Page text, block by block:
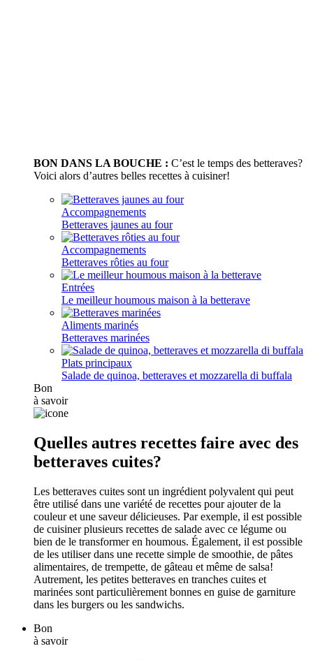
BON DANS LA BOUCHE : C’est le temps des betteraves?
Voici alors d’autres belles recettes à cuisiner!
Accompagnements
Betteraves jaunes au four
Accompagnements
Betteraves rôties au four
Entrées
Le meilleur houmous maison à la betterave
Aliments marinés
Betteraves marinées
Plats principaux
Salade de quinoa, betteraves et mozzarella di buffala
Bon
à savoir
Quelles autres recettes faire avec des
betteraves cuites?
Les betteraves cuites sont un ingrédient polyvalent qui peut
être utilisé dans une variété de recettes pour ajouter de la
couleur et une saveur délicieuses. Par exemple, il est possible
de cuisiner plusieurs recettes de salade avec ce légume ou
bien de le transformer en houmous. Également, il est possible
de les utiliser dans une recette simple de smoothie, de pâtes
alimentaires, de trempette, de gâteau et même de salsa!
Autrement, les petites betteraves en tranches cuites et
marinées sont particulièrement bonnes en guise de garniture
dans les burgers ou les sandwichs.
Bon
à savoir